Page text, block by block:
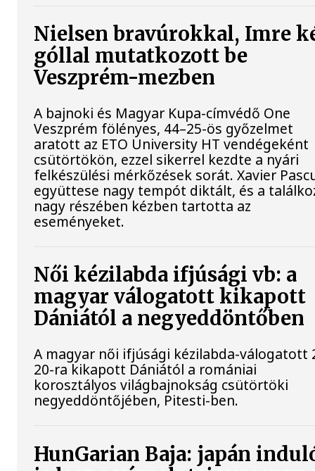
Nielsen bravúrokkal, Imre
góllal mutatkozott be
Veszprém-mezben
A bajnoki és Magyar Kupa-címvédő One
Veszprém fölényes, 44–25-ös győzelmet
aratott az ETO University HT vendégeként
csütörtökön, ezzel sikerrel kezdte a nyári
felkészülési mérkőzések sorát. Xavier
együttese nagy tempót diktált, és a
nagy részében kézben tartotta az
eseményeket.
Női kézilabda ifjúsági vb: a
magyar válogatott kikapott
Dániától a negyeddöntőben
A magyar női ifjúsági kézilabda-válogatott
20-ra kikapott Dániától a romániai
korosztályos világbajnokság csütörtöki
negyeddöntőjében, Pitesti-ben.
HunGarian Baja: japán